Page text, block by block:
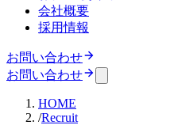
会社概要
採用情報
お問い合わせ
お問い合わせ
HOME
/Recruit